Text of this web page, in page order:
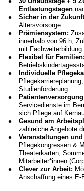
Entlastungstagen
Sicher in der
Altersvorsorge
Prämiensystem:
innerhalb von 96 h,
mit
Flexibel für Familien:
Individuelle
Studienförderung
Servicedienste im
sich Pflege auf
Gesund am
zahlreiche Angebote
Veranstaltungen
Pflegekongressen &
Theaterkarten,
Mitarbeiter*innen
Clever zur Arbeit:
Anschaffung eines E-